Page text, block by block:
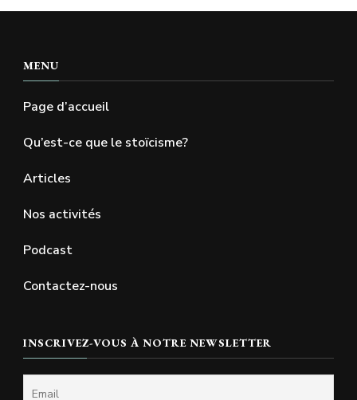
MENU
Page d’accueil
Qu’est-ce que le stoïcisme?
Articles
Nos activités
Podcast
Contactez-nous
INSCRIVEZ-VOUS À NOTRE NEWSLETTER